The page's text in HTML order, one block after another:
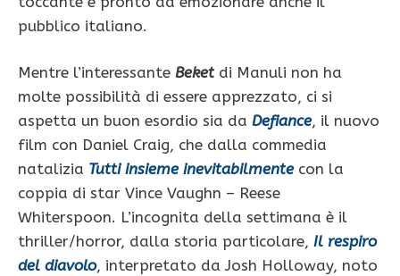
pubblico italiano.
Mentre l’interessante Beket di Manuli non ha
molte possibilità di essere apprezzato, ci si
aspetta un buon esordio sia da Defiance, il nuovo
film con Daniel Craig, che dalla commedia
natalizia Tutti insieme inevitabilmentecon la
coppia di star Vince Vaughn – Reese
Whiterspoon. L’incognita della settimana è il
thriller/horror, dalla storia particolare, Il respiro
del diavolo, interpretato da Josh Holloway, noto